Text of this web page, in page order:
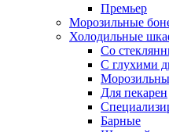
Премьер
Морозильные
Холодильные
Со
С глухими
Для пекарен
Барные